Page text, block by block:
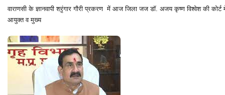
वाराणसी के ज्ञानवापी श्रृंगार गौरी प्रकरण में आज जिला जज डॉ. अजय कृष्ण विश्वेश की कोर्ट
आयुक्त व मुख्य